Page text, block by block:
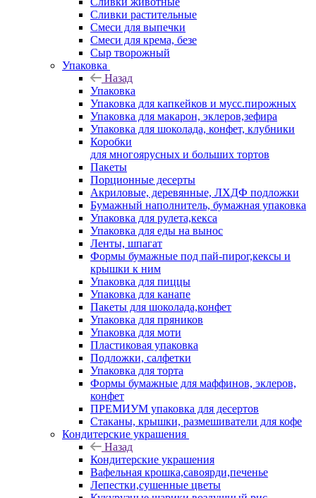
Сливки растительные
Смеси для выпечки
Смеси для крема, безе
Сыр творожный
Упаковка
Назад
Упаковка
Упаковка для капкейков и мусс.пирожных
Упаковка для макарон, эклеров,зефира
Упаковка для шоколада, конфет, клубники
Коробки
для многоярусных и больших тортов
Пакеты
Порционные десерты
Акриловые, деревянные, ЛХДФ подложки
Бумажный наполнитель, бумажная упаковка
Упаковка для рулета,кекса
Упаковка для еды на вынос
Ленты, шпагат
Формы бумажные под пай-пирог,кексы и
крышки к ним
Упаковка для пиццы
Упаковка для канапе
Пакеты для шоколада,конфет
Упаковка для пряников
Упаковка для моти
Пластиковая упаковка
Подложки, салфетки
Упаковка для торта
Формы бумажные для маффинов, эклеров,
конфет
ПРЕМИУМ упаковка для десертов
Стаканы, крышки, размешиватели для кофе
Кондитерские украшения
Назад
Кондитерские украшения
Вафельная крошка,савоярди,печенье
Лепестки,сушенные цветы